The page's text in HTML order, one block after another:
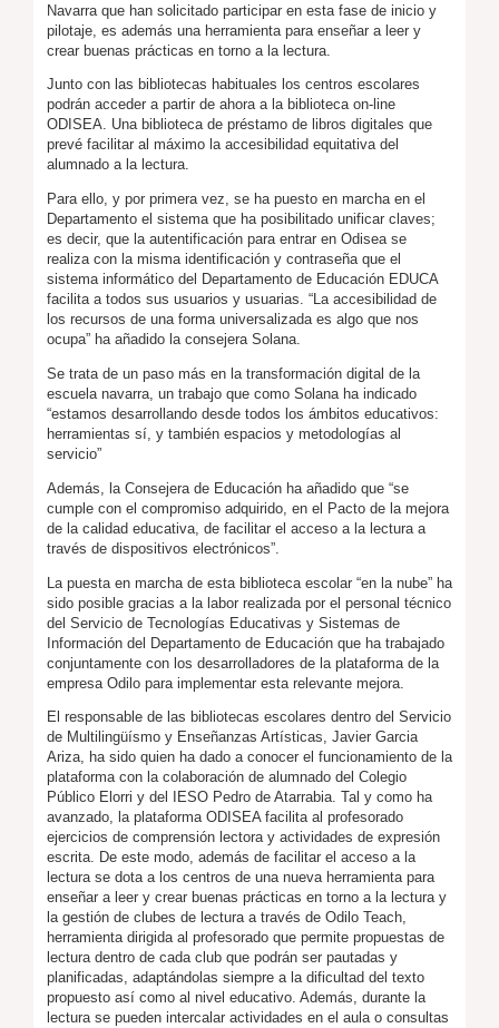
Navarra que han solicitado participar en esta fase de inicio y
pilotaje, es además una herramienta para enseñar a leer y
crear buenas prácticas en torno a la lectura.
Junto con las bibliotecas habituales los centros escolares
podrán acceder a partir de ahora a la biblioteca on-line
ODISEA. Una biblioteca de préstamo de libros digitales que
prevé facilitar al máximo la accesibilidad equitativa del
alumnado a la lectura.
Para ello, y por primera vez, se ha puesto en marcha en el
Departamento el sistema que ha posibilitado unificar claves;
es decir, que la autentificación para entrar en Odisea se
realiza con la misma identificación y contraseña que el
sistema informático del Departamento de Educación EDUCA
facilita a todos sus usuarios y usuarias. “La accesibilidad de
los recursos de una forma universalizada es algo que nos
ocupa” ha añadido la consejera Solana.
Se trata de un paso más en la transformación digital de la
escuela navarra, un trabajo que como Solana ha indicado
“estamos desarrollando desde todos los ámbitos educativos:
herramientas sí, y también espacios y metodologías al
servicio”
Además, la Consejera de Educación ha añadido que “se
cumple con el compromiso adquirido, en el Pacto de la mejora
de la calidad educativa, de facilitar el acceso a la lectura a
través de dispositivos electrónicos”.
La puesta en marcha de esta biblioteca escolar “en la nube” ha
sido posible gracias a la labor realizada por el personal técnico
del Servicio de Tecnologías Educativas y Sistemas de
Información del Departamento de Educación que ha trabajado
conjuntamente con los desarrolladores de la plataforma de la
empresa Odilo para implementar esta relevante mejora.
El responsable de las bibliotecas escolares dentro del Servicio
de Multilingüísmo y Enseñanzas Artísticas, Javier Garcia
Ariza, ha sido quien ha dado a conocer el funcionamiento de la
plataforma con la colaboración de alumnado del Colegio
Público Elorri y del IESO Pedro de Atarrabia. Tal y como ha
avanzado, la plataforma ODISEA facilita al profesorado
ejercicios de comprensión lectora y actividades de expresión
escrita. De este modo, además de facilitar el acceso a la
lectura se dota a los centros de una nueva herramienta para
enseñar a leer y crear buenas prácticas en torno a la lectura y
la gestión de clubes de lectura a través de Odilo Teach,
herramienta dirigida al profesorado que permite propuestas de
lectura dentro de cada club que podrán ser pautadas y
planificadas, adaptándolas siempre a la dificultad del texto
propuesto así como al nivel educativo. Además, durante la
lectura se pueden intercalar actividades en el aula o consultas